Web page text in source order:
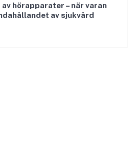
hörapparater – när varan
av sjukvård